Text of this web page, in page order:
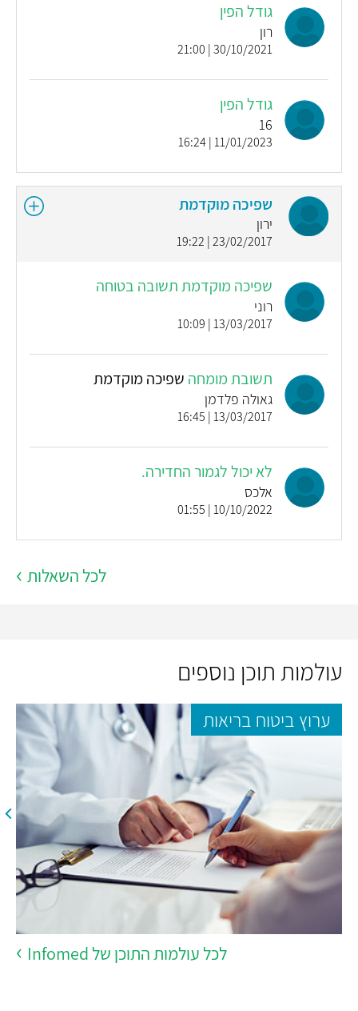
גודל הפין
רון
30/10/2021 | 21:00
גודל הפין
16
11/01/2023 | 16:24
שפיכה מוקדמת
ירון
23/02/2017 | 19:22
שפיכה מוקדמת תשובה בטוחה
רוני
13/03/2017 | 10:09
תשובת מומחה שפיכה מוקדמת
גאולה פלדמן
13/03/2017 | 16:45
לא יכול לגמור החדירה.
אלכס
10/10/2022 | 01:55
לכל השאלות
עולמות תוכן נוספים
ערוץ ביטוח בריאות
לכל עולמות התוכן של Infomed